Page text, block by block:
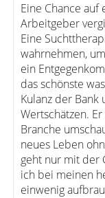
Eine Chance auf
Arbeitgeber
Eine
wahrnehmen,
ein
das schönste
Kulanz der Bank
Wertschätzen.
Branche
neues Leben
geht nur mit der
ich bei meinen
einwenig